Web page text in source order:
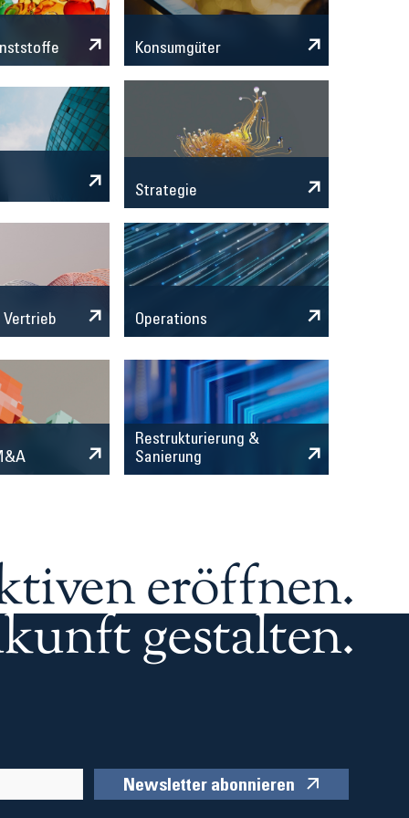
Konsumgüter
Strategie
Operations
Restrukturierung &
Sanierung
Newsletter abonnieren
eröffnen.
gestalten.